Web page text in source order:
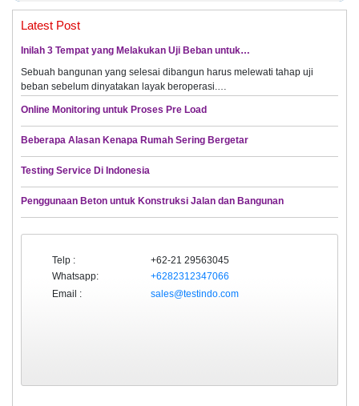
Latest Post
Inilah 3 Tempat yang Melakukan Uji Beban untuk…
Sebuah bangunan yang selesai dibangun harus melewati tahap uji
beban sebelum dinyatakan layak beroperasi.…
Online Monitoring untuk Proses Pre Load
Beberapa Alasan Kenapa Rumah Sering Bergetar
Testing Service Di Indonesia
Penggunaan Beton untuk Konstruksi Jalan dan Bangunan
Telp :
+62-21 29563045
Whatsapp:
+6282312347066
Email :
sales@testindo.com